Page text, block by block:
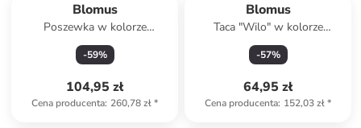
Blomus
Poszewka w kolorze
beżowym na poduszkę - 40 x
60 cm
-59%
104,95 zł
Cena producenta: 260,78 zł*
Blomus
Taca "Wilo" w kolorze
beżowym - 36 x 25 cm
-57%
64,95 zł
Cena producenta: 152,03 zł*